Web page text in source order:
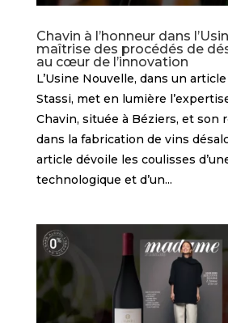
Chavin à l’honneur dans
maîtrise des procédés de
au cœur de l’innovation
L’Usine Nouvelle, dans un
Stassi, met en lumière
Chavin, située à Béziers, et son
dans la fabrication de vins
article dévoile les coulisses
technologique et d’un...